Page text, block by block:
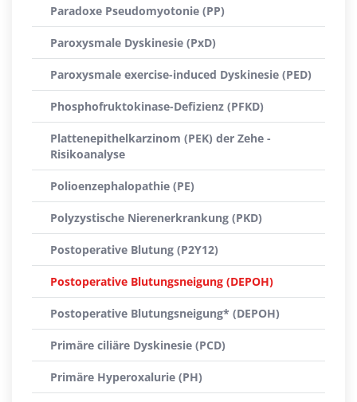
Paradoxe Pseudomyotonie (PP)
Paroxysmale Dyskinesie (PxD)
Paroxysmale exercise-induced Dyskinesie (PED)
Phosphofruktokinase-Defizienz (PFKD)
Plattenepithelkarzinom (PEK) der Zehe -
Risikoanalyse
Polioenzephalopathie (PE)
Polyzystische Nierenerkrankung (PKD)
Postoperative Blutung (P2Y12)
Postoperative Blutungsneigung (DEPOH)
Postoperative Blutungsneigung* (DEPOH)
Primäre ciliäre Dyskinesie (PCD)
Primäre Hyperoxalurie (PH)